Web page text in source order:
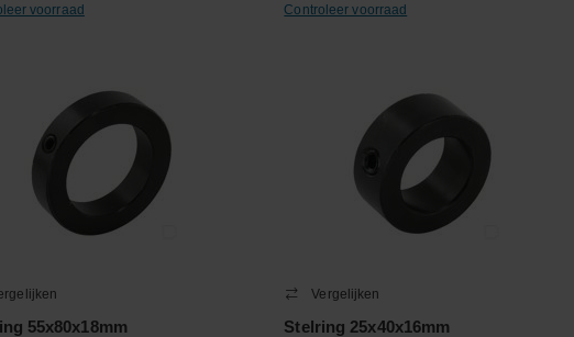
voorraad Controleer voorraad
55x80x18mm
Vergelijken
Stelring 25x40x16mm